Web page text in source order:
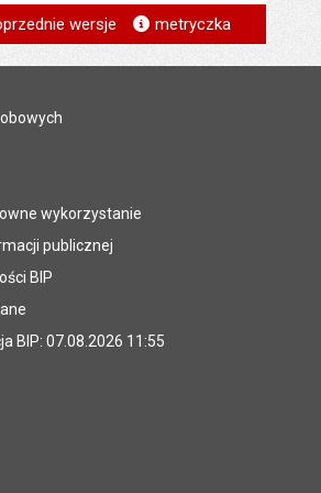
*
*
wersje metryczka
wykorzystanie
publicznej
BIP
BIP: 07.08.2026 11:55